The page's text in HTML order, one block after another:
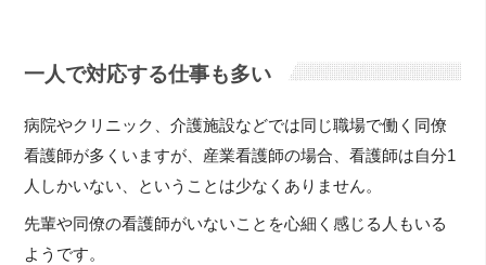
一人で対応する仕事も多い
病院やクリニック、介護施設などでは同じ職場で働く同僚
看護師が多くいますが、産業看護師の場合、看護師は自分1
人しかいない、ということは少なくありません。
先輩や同僚の看護師がいないことを心細く感じる人もいる
ようです。